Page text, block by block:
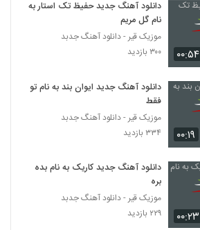
دانلود آهنگ خانه خراب از رضا ملک زاده
رضا مصطفی لو آهنگ لیلی
۲۵۴ بازدید
دانلود آهنگ رضا تقی زاده گوزل سوگیلیم
۲۳۶ بازدید
دانلود آهنگ هامین دل تنگ
۰۰:۵۴
دانلود آهنگ جدید حفیظ تک استار به
نام گل مریم
موزیک قیر - دانلود آهنگ جدبد
۳۰۰ بازدید
۰۰:۱۹
دانلود آهنگ جدید ایوان بند به نام تو
فقط
موزیک قیر - دانلود آهنگ جدبد
۳۳۴ بازدید
۰۰:۲۳
دانلود آهنگ جدید کاریک به نام بده
بره
موزیک قیر - دانلود آهنگ جدبد
۲۲۹ بازدید